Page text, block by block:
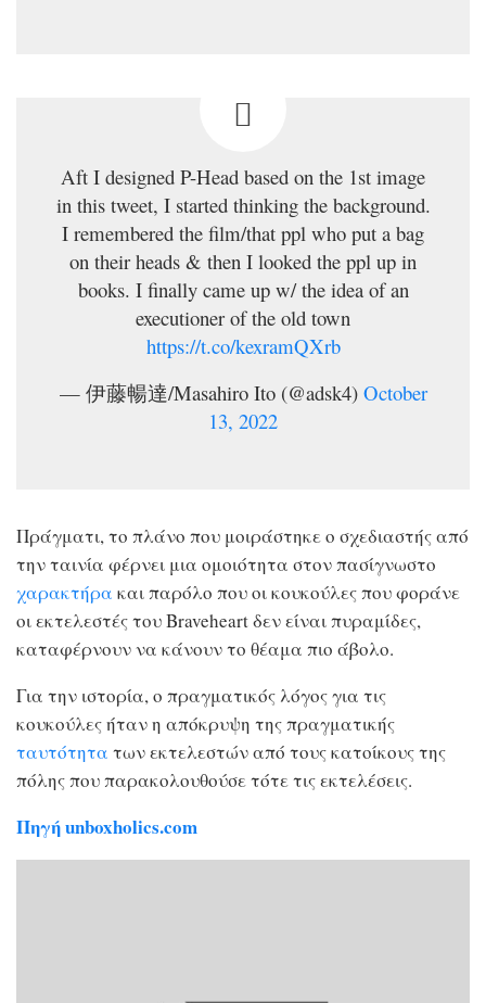
Aft I designed P-Head based on the 1st image
in this tweet, I started thinking the background.
I remembered the film/that ppl who put a bag
on their heads & then I looked the ppl up in
books. I finally came up w/ the idea of an
executioner of the old town
https://t.co/kexramQXrb
— 伊藤暢達/Masahiro Ito (@adsk4) October
13, 2022
Πράγματι, το πλάνο που μοιράστηκε ο σχεδιαστής από
την ταινία φέρνει μια ομοιότητα στον πασίγνωστο
χαρακτήρα και παρόλο που οι κουκούλες που φοράνε
οι εκτελεστές του Braveheart δεν είναι πυραμίδες,
καταφέρνουν να κάνουν το θέαμα πιο άβολο.
Για την ιστορία, ο πραγματικός λόγος για τις
κουκούλες ήταν η απόκρυψη της πραγματικής
ταυτότητα των εκτελεστών από τους κατοίκους της
πόλης που παρακολουθούσε τότε τις εκτελέσεις.
Πηγή unboxholics.com